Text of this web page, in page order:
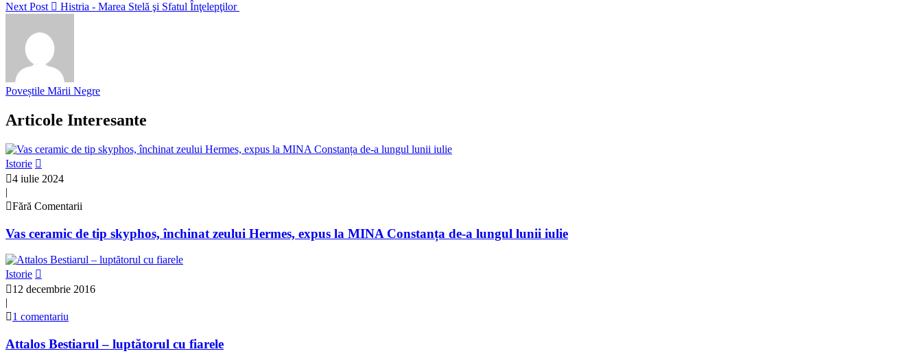
Next Post
Histria - Marea Stelă şi Sfatul Înţelepţilor
Poveștile Mării Negre
Articole Interesante
Istorie
4 iulie 2024
|
Fără Comentarii
Vas ceramic de tip skyphos, închinat zeului Hermes, expus la MINA Constanța de-a lungul lunii iulie
Istorie
12 decembrie 2016
|
1 comentariu
Attalos Bestiarul – luptătorul cu fiarele